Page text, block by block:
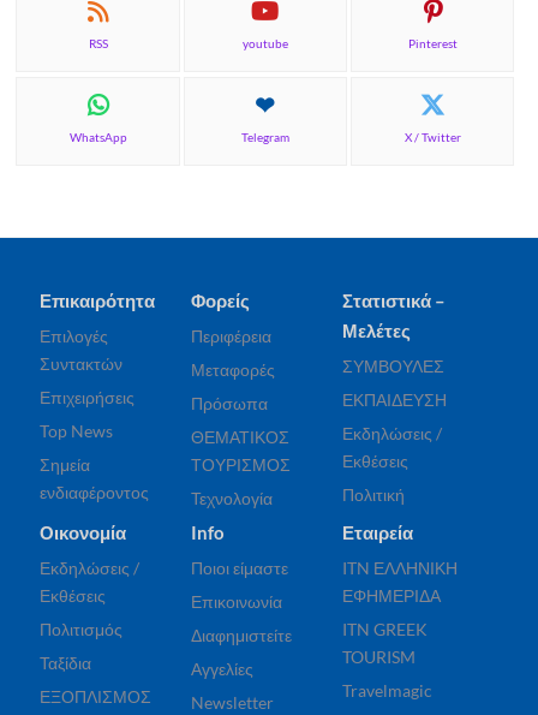
RSS youtube Pinterest
WhatsApp Telegram X / Twitter
Επικαιρότητα
Επιλογές
Συντακτών
Επιχειρήσεις
Top News
Σημεία
ενδιαφέροντος
Φορείς
Περιφέρεια
Μεταφορές
Πρόσωπα
ΘΕΜΑΤΙΚΟΣ
ΤΟΥΡΙΣΜΟΣ
Τεχνολογία
Στατιστικά –
Μελέτες
ΣΥΜΒΟΥΛΕΣ
ΕΚΠΑΙΔΕΥΣΗ
Εκδηλώσεις /
Εκθέσεις
Πολιτική
Οικονομία
Εκδηλώσεις /
Εκθέσεις
Πολιτισμός
Ταξίδια
ΕΞΟΠΛΙΣΜΟΣ
Info
Ποιοι είμαστε
Επικοινωνία
Διαφημιστείτε
Αγγελίες
Newsletter
Εταιρεία
ITN ΕΛΛΗΝΙΚΗ
ΕΦΗΜΕΡΙΔΑ
ITN GREEK
TOURISM
Travelmagic